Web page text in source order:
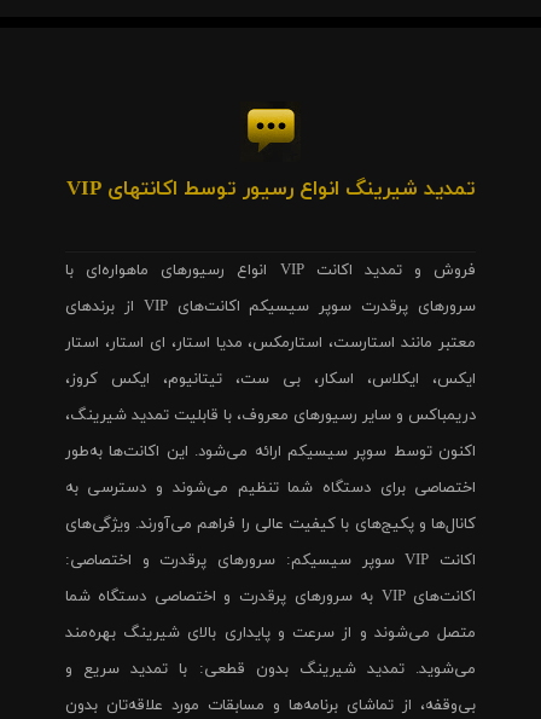
تمدید شیرینگ انواع رسیور توسط اکانتهای VIP
فروش و تمدید اکانت VIP انواع رسیورهای ماهواره‌ای با
سرورهای پرقدرت سوپر سیسیکم اکانت‌های VIP از برندهای
معتبر مانند استارست، استارمکس، مدیا استار، ای استار، استار
ایکس، ایکلاس، اسکار، بی ست، تیتانیوم، ایکس کروز،
دریمباکس و سایر رسیورهای معروف، با قابلیت تمدید شیرینگ،
اکنون توسط سوپر سیسیکم ارائه می‌شود. این اکانت‌ها به‌طور
اختصاصی برای دستگاه شما تنظیم می‌شوند و دسترسی به
کانال‌ها و پکیج‌های با کیفیت عالی را فراهم می‌آورند. ویژگی‌های
اکانت VIP سوپر سیسیکم: سرورهای پرقدرت و اختصاصی:
اکانت‌های VIP به سرورهای پرقدرت و اختصاصی دستگاه شما
متصل می‌شوند و از سرعت و پایداری بالای شیرینگ بهره‌مند
می‌شوید. تمدید شیرینگ بدون قطعی: با تمدید سریع و
بی‌وقفه، از تماشای برنامه‌ها و مسابقات مورد علاقه‌تان بدون